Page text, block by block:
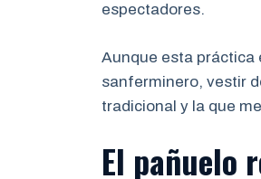
espectadores.
Aunque esta práctica
sanferminero, vestir
tradicional y la que
El pañuelo